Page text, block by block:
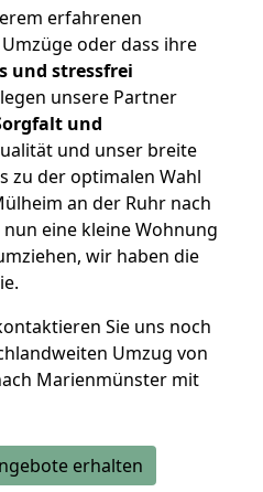
erfahrenen
oder dass ihre
und stressfrei
unsere Partner
und
und unser breite
zu der optimalen Wahl
an der Ruhr nach
eine kleine Wohnung
wir haben die
Sie uns noch
Umzug von
Marienmünster mit
erhalten